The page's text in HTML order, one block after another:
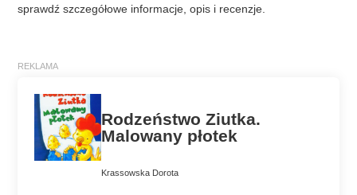
sprawdź szczegółowe informacje, opis i recenzje.